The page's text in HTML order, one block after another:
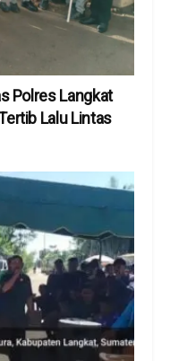
Polres Langkat
Lalu Lintas